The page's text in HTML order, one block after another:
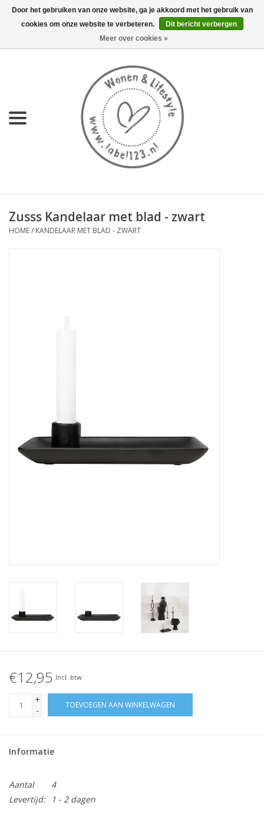
0 Artikelen - €0,00
KEUKEN
LIFESTYLE
ALGEMEEN
Merken
Zusss Kandelaar met blad - zwart
HOME/ KANDELAAR MET BLAD - ZWART
€12,95 Incl. btw
+
-
TOEVOEGEN AAN WINKELWAGEN
Informatie
Aantal
4
Levertijd:
1 - 2 dagen
Door het gebruiken van onze website, ga je akkoord met het gebruik van
cookies om onze website te verbeteren.
Dit bericht verbergen
Meer over cookies »